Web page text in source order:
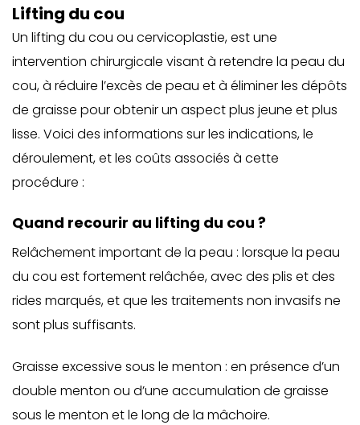
Lifting du cou
Un lifting du cou ou cervicoplastie, est une
intervention chirurgicale visant à retendre la peau du
cou, à réduire l’excès de peau et à éliminer les dépôts
de graisse pour obtenir un aspect plus jeune et plus
lisse. Voici des informations sur les indications, le
déroulement, et les coûts associés à cette
procédure :
Quand recourir au lifting du cou ?
Relâchement important de la peau : lorsque la peau
du cou est fortement relâchée, avec des plis et des
rides marqués, et que les traitements non invasifs ne
sont plus suffisants.
Graisse excessive sous le menton : en présence d’un
double menton ou d’une accumulation de graisse
sous le menton et le long de la mâchoire.